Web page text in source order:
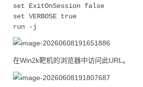
set ExitOnSession false
set VERBOSE true
在Win2k靶机的浏览器中访问此URL。